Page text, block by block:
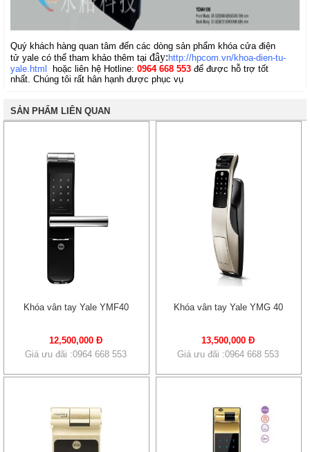
Quý khách hàng quan tâm đến các dòng sản phẩm khóa cửa điện
tử yale có thể tham khảo thêm tại đây: http://hpcom.vn/khoa-dien-tu-
yale.html
hoặc liên hệ Hotline: 0964 668 553 để được hỗ trợ tốt
nhất. Chúng tôi rất hân hạnh được phục vụ
SẢN PHẨM LIÊN QUAN
Khóa vân tay Yale YMF40
12,500,000 Đ
Giá ưu đãi :0964 668 553
Khóa vân tay Yale YMG 40
13,500,000 Đ
Giá ưu đãi :0964 668 553